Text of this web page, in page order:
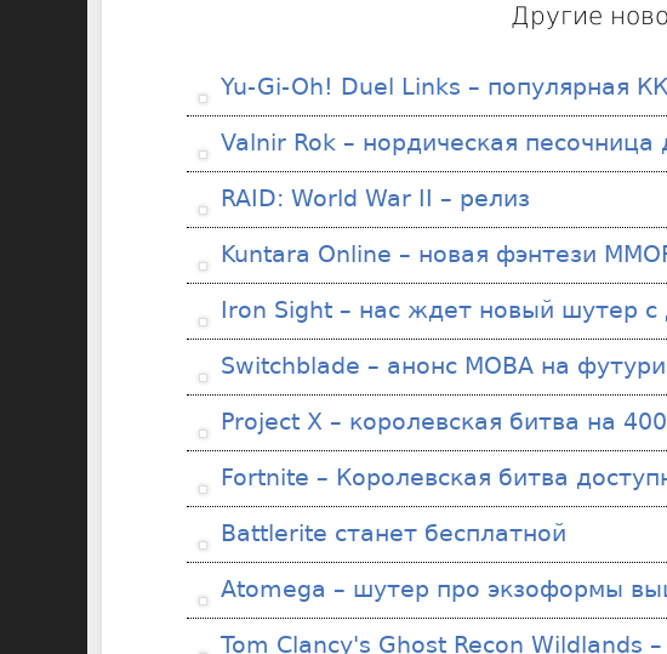
Другие
Yu-Gi-Oh! Duel Links – популярная
Valnir Rok – нордическая песочница
RAID: World War II – релиз
Kuntara Online – новая фэнтези
Iron Sight – нас ждет новый шутер с
Switchblade – анонс MOBA на
Project X – королевская битва на
Fortnite – Королевская битва
Battlerite станет бесплатной
Atomega – шутер про экзоформы
Tom Clancy's Ghost Recon Wildlands